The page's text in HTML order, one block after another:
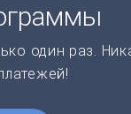
один раз.